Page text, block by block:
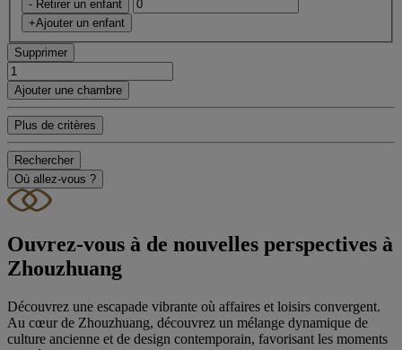
- Retirer un enfant
+Ajouter un enfant
Supprimer
Ajouter une chambre
Plus de critères
Rechercher
Où allez-vous ?
Ouvrez-vous à de nouvelles perspectives à
Zhouzhuang
Découvrez une escapade vibrante où affaires et loisirs convergent.
Au cœur de Zhouzhuang, découvrez un mélange dynamique de
culture ancienne et de design contemporain, favorisant les moments